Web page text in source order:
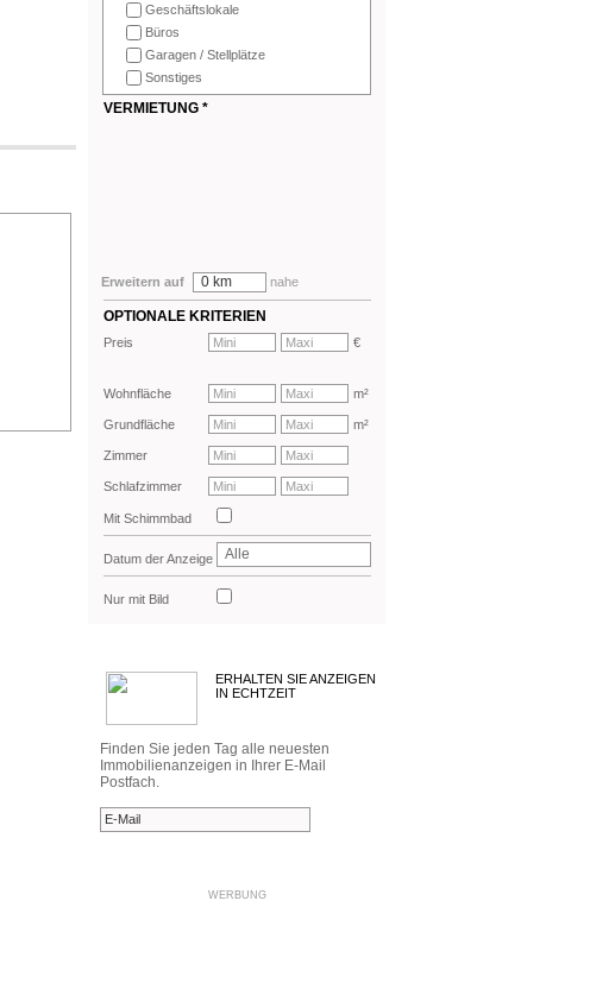
Geschäftslokale
Büros
Garagen / Stellplätze
Sonstiges
VERMIETUNG *
Erweitern auf 0 km nahe
OPTIONALE KRITERIEN
Preis €
Wohnfläche m²
Grundfläche m²
Zimmer
Schlafzimmer
Mit Schimmbad
Datum der Anzeige Alle
Nur mit Bild
ERHALTEN SIE ANZEIGEN
IN ECHTZEIT
Finden Sie jeden Tag alle neuesten
Immobilienanzeigen in Ihrer E-Mail
Postfach.
WERBUNG